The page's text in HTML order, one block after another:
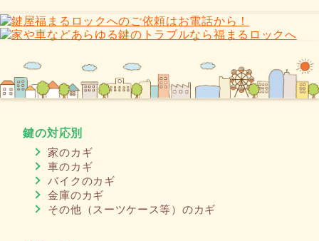
鍵の対応別
家のカギ
車のカギ
バイクのカギ
金庫のカギ
その他（スーツケース等）のカギ